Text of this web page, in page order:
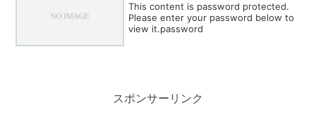
This content is password protected.
Please enter your password below to
view it.password
スポンサーリンク